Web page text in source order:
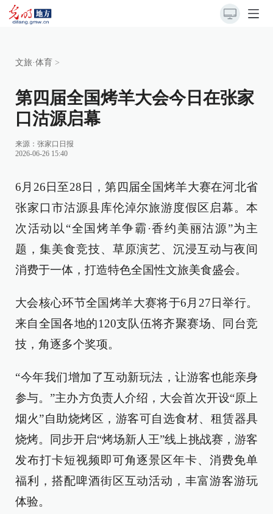
文旅·体育 >
第四届全国烤羊大会今日在张家
口沽源启幕
来源： 张家口日报
2026-06-26 15:40
6月26日至28日，第四届全国烤羊大赛在河北省
张家口市沽源县库伦淖尔旅游度假区启幕。本
次活动以“全国烤羊争霸·香约美丽沽源”为主
题，集美食竞技、草原演艺、沉浸互动与夜间
消费于一体，打造特色全国性文旅美食盛会。
大会核心环节全国烤羊大赛将于6月27日举行。
来自全国各地的120支队伍将齐聚赛场、同台竞
技，角逐多个奖项。
“今年我们增加了互动新玩法，让游客也能亲身
参与。”主办方负责人介绍，大会首次开设“原上
烟火”自助烧烤区，游客可自选食材、租赁器具
烧烤。同步开启“烤场新人王”线上挑战赛，游客
发布打卡短视频即可角逐景区年卡、消费免单
福利，搭配啤酒街区互动活动，丰富游客游玩
体验。